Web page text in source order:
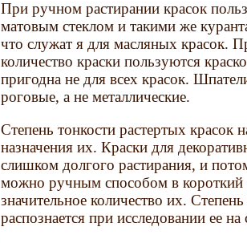
При ручном растирании красок
матовым стеклом и такими же
что служат я для масляных красок.
количество краски пользуются
пригодна не для всех красок.
роговые, а не металлические.
Степень тонкости растертых красок
назначения их. Краски для
слишком долгого растирания, и
можно ручным способом в короткий
значительное количество их.
распознается при исследовании ее